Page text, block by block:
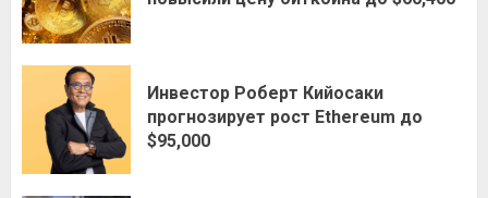
Инвестор Роберт Кийосаки
прогнозирует рост Ethereum до
$95,000